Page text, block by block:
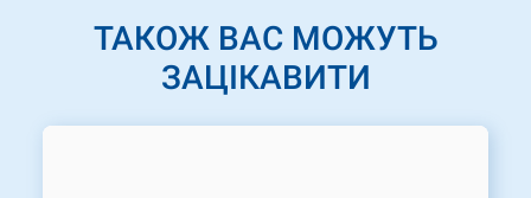
ТАКОЖ ВАС МОЖУТЬ
ЗАЦІКАВИТИ